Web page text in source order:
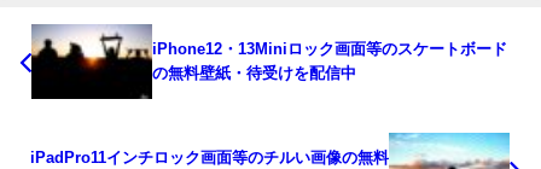
iPhone12・13Miniロック画面等のスケートボード
の無料壁紙・待受けを配信中
iPadPro11インチロック画面等のチルい画像の無料